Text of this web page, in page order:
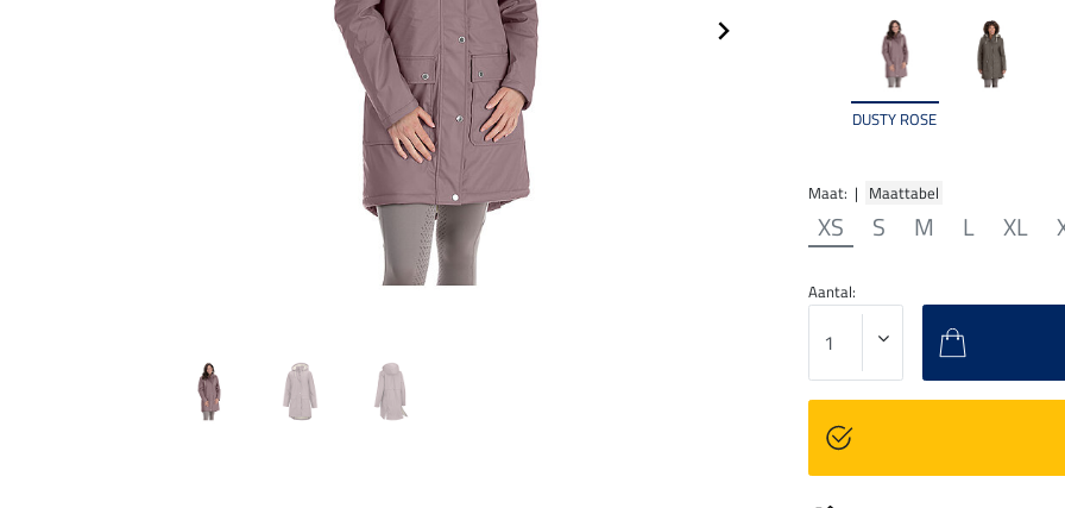
DUSTY ROSE
Maat: | Maattabel
XS S M L XL
Aantal: